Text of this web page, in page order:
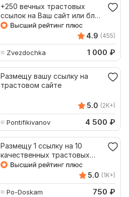
+250 вечных трастовых
ссылок на Ваш сайт или блог
с ИКС от 10
4.9 (455)
Zvezdochka 1 000 ₽
Размещу вашу ссылку на
трастовом сайте
5.0 (2K+)
Pontifikivanov 4 500 ₽
Размещу 1 ссылку на 10
качественных трастовых
сайтов
5.0 (1K+)
Po-Doskam 750 ₽